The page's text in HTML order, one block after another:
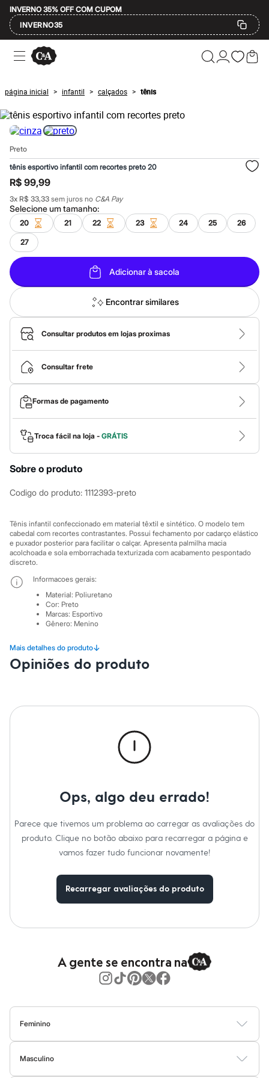
INVERNO 35% OFF COM CUPOM
INVERNO35
Ofertas
Compre por Departamento
Masculino
Infantil
Calçados
Mindse7
Plus Size
Até 40% off
Até 60% off
A partir de 60% off
Feminino
Em alta
Inverno
Alfaiataria
Novidades
Roupas
Blusas e Camisetas
Básicos
Calças
Casacos e Jaquetas
Jeans
Macacões
Saias
Shorts e Bermudas
Vestidos
Acessórios
Bolsas
Bonés e Chapéus
Bijoux
Cintos
Óculos
Relógios
Calçados
Botas
Chinelos
Rasteirinhas
Sandálias
Sapatilhas
Tênis
Marcas
Clock House
Mindset
Sawary
Yessica
Moda esportiva
Acessórios
Blusas
Calçados
Leggings
Shorts e Bermudas
Calcinhas
Cintas e Modeladores
Meias
Moda praia
Biquínis
Casacos e Jaquetas
Shorts e Saias
Vestidos
Masculino
Camisas
Calças
Casacos e Jaquetas
Chapéus e Bonés
Cintos
Carteiras
Óculos
Calçados
Botas
página inicial > infantil > calçados > tênis
Preto
tênis esportivo infantil com recortes preto 20
R$ 99,99
3x R$ 33,33 sem juros no C&A Pay
Selecione umtamanho:
20 21 22 23 24 25 26
27
Adicionar à sacola
Encontrar similares
Consultar produtos em lojas proximas
Consultar frete
Formas de pagamento
Troca fácil na loja - GRÁTIS
Sobre o produto
Codigo do produto: 1112393-preto
Tênis infantil confeccionado em material têxtil e sintético. O modelo tem
cabedal com recortes contrastantes. Possui fechamento por cadarço elástico
e puxador posterior para facilitar o calçar. Apresenta palmilha macia
acolchoada e sola emborrachada texturizada com acabamento pespontado
discreto.
Mais detalhes do produto↓
Informacoes gerais:
Material: Poliuretano
Cor: Preto
Marcas: Esportivo
Gênero: Menino
Opiniões do produto
Ops, algo deu errado!
Parece que tivemos um problema ao carregar as avaliações do
produto. Clique no botão abaixo para recarregar a página e
vamos fazer tudo funcionar novamente!
Recarregar avaliações do produto
A gente se encontra na
Feminino
BlusasCalçasVestidosSaiasCasacosModa PraiaModa Íntima
Masculino
CamisetasCamisasBermudasCalçasModa ÍntimaJaquetas e Casacos